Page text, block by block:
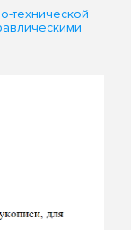
технической